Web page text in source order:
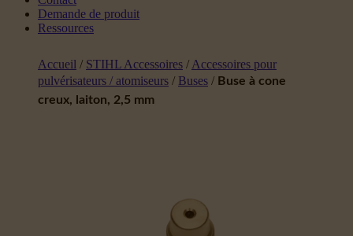
Demande de produit
Ressources
Accueil / STIHL Accessoires / Accessoires pour
pulvérisateurs / atomiseurs / Buses / Buse à cone
creux, laiton, 2,5 mm